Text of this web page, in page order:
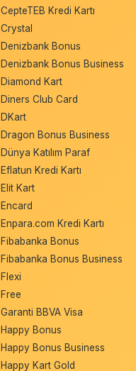
CepteTEB Kredi Kartı
Crystal
Denizbank Bonus
Denizbank Bonus Business
Diamond Kart
Diners Club Card
DKart
Dragon Bonus Business
Dünya Katılım Paraf
Eflatun Kredi Kartı
Elit Kart
Encard
Enpara.com Kredi Kartı
Fibabanka Bonus
Fibabanka Bonus Business
Flexi
Free
Garanti BBVA Visa
Happy Bonus
Happy Bonus Business
Happy Kart Gold